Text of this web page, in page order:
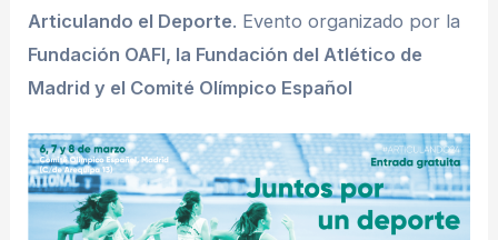
Articulando el Deporte. Evento organizado por la
Fundación OAFI, la Fundación del Atlético de
Madrid y el Comité Olímpico Español